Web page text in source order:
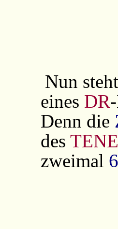
Nun
eines DR
Denn die
des
zweimal